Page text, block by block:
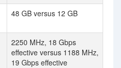
48 GB versus 12 GB
2250 MHz, 18 Gbps
effective versus 1188 MHz,
19 Gbps effective